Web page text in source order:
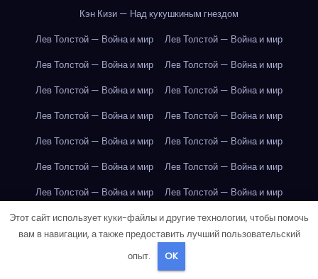
Кэн Кизи — Над кукушкиным гнездом
Лев Толстой — Война и мир
Лев Толстой — Война и мир
Лев Толстой — Война и мир
Лев Толстой — Война и мир
Лев Толстой — Война и мир
Лев Толстой — Война и мир
Лев Толстой — Война и мир
Лев Толстой — Война и мир
Лев Толстой — Война и мир
Лев Толстой — Война и мир
Лев Толстой — Война и мир
Лев Толстой — Война и мир
Лев Толстой — Война и мир
Лев Толстой — Война и мир
Лев Толстой — Война и мир
Лев Толстой — Война и мир
Лев Толстой — Война и мир
Лев Толстой — Война и мир
Лондон
Этот сайт использует куки-файлы и другие технологии, чтобы помочь
вам в навигации, а также предоставить лучший пользовательский
опыт.
OK